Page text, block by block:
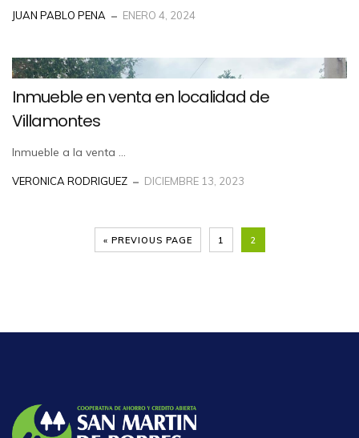
JUAN PABLO PENA ENERO 4, 2024
Inmueble en venta en localidad de
Villamontes
Inmueble a la venta ...
VERONICA RODRIGUEZ DICIEMBRE 13, 2023
« PREVIOUS PAGE 1 2